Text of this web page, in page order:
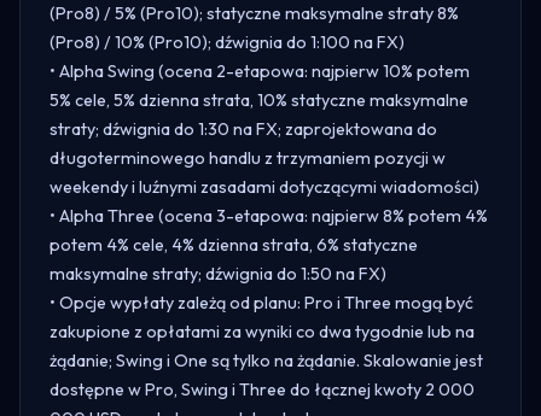
(Pro8) / 5% (Pro10); statyczne maksymalne straty 8%
(Pro8) / 10% (Pro10); dźwignia do 1:100 na FX)
• Alpha Swing (ocena 2-etapowa: najpierw 10% potem
5% cele, 5% dzienna strata, 10% statyczne maksymalne
straty; dźwignia do 1:30 na FX; zaprojektowana do
długoterminowego handlu z trzymaniem pozycji w
weekendy i luźnymi zasadami dotyczącymi wiadomości)
• Alpha Three (ocena 3-etapowa: najpierw 8% potem 4%
potem 4% cele, 4% dzienna strata, 6% statyczne
maksymalne straty; dźwignia do 1:50 na FX)
• Opcje wypłaty zależą od planu: Pro i Three mogą być
zakupione z opłatami za wyniki co dwa tygodnie lub na
żądanie; Swing i One są tylko na żądanie. Skalowanie jest
dostępne w Pro, Swing i Three do łącznej kwoty 2 000